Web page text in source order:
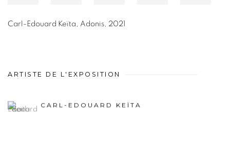
Carl-Edouard Keïta Adonis 2021
ARTISTE DE L'EXPOSITION
CARL-EDOUARD KEÏTA